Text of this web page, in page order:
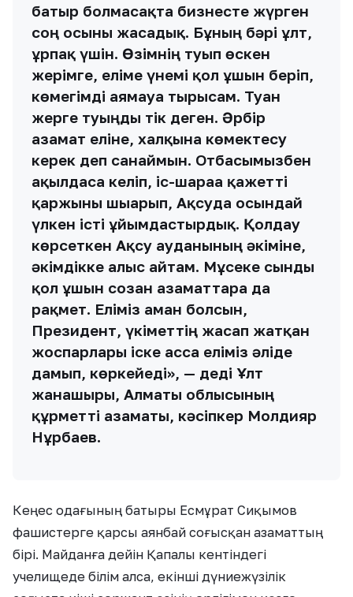
батыр болмасақта бизнесте жүрген
соң осыны жасадық. Бұның бәрі ұлт,
ұрпақ үшін. Өзімнің туып өскен
жерімге, еліме үнемі қол ұшын беріп,
көмегімді аямауға тырысам. Туған
жерге туыңды тік деген. Әрбір
азамат еліне, халқына көмектесу
керек деп санаймын. Отбасымызбен
ақылдаса келіп, іс-шараға қажетті
қаржыны шығарып, Ақсуда осындай
үлкен істі ұйымдастырдық. Қолдау
көрсеткен Ақсу ауданының әкіміне,
әкімдікке алғыс айтам. Мұсеке сынды
қол ұшын созған азаматтарға да
рақмет. Еліміз аман болсын,
Президент, үкіметтің жасап жатқан
жоспарлары іске асса еліміз әліде
дамып, көркейеді», — деді Ұлт
жанашыры, Алматы облысының
құрметті азаматы, кәсіпкер Молдияр
Нұрбаев.
Кеңес одағының батыры Есмұрат Сиқымов
фашистерге қарсы аянбай соғысқан азаматтың
бірі. Майданға дейін Қапалы кентіндегі
учелищеде білім алса, екінші дүниежүзілік